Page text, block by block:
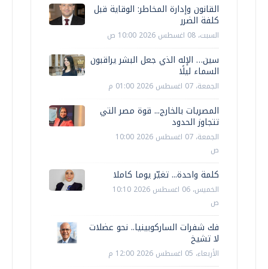
القانون وإدارة المخاطر: الوقاية قبل
كلفة الضرر
السبت، 08 اغسطس 2026 10:00 ص
سين… الإله الذي جعل البشر يراقبون
السماء ليلًا
الجمعة، 07 اغسطس 2026 01:00 م
المصريات بالخارج... قوة مصر التي
تتجاوز الحدود
الجمعة، 07 اغسطس 2026 10:00
ص
كلمة واحدة... تغيّر يوما كاملا
الخميس، 06 اغسطس 2026 10:10
ص
فك شفرات الساركوبينيا.. نحو عضلات
لا تشيخ
الأربعاء، 05 اغسطس 2026 12:00 م